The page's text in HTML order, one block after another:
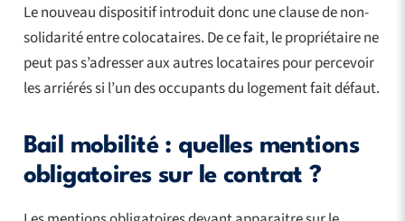
Le nouveau dispositif introduit donc une clause de non-
solidarité entre colocataires. De ce fait, le propriétaire ne
peut pas s’adresser aux autres locataires pour percevoir
les arriérés si l’un des occupants du logement fait défaut.
Bail mobilité : quelles mentions
obligatoires sur le contrat ?